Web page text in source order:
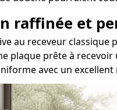
raffinée et
au receveur
plaque prête à
avec un